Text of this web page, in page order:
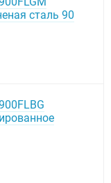
сталь 90